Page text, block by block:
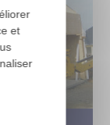
et